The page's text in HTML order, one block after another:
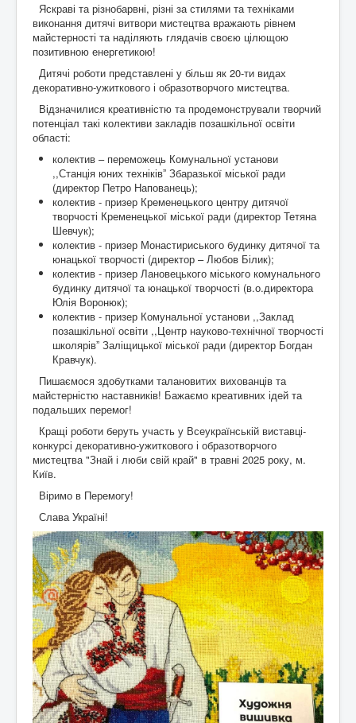
Яскраві та різнобарвні, різні за стилями та техніками
виконання дитячі витвори мистецтва вражають рівнем
майстерності та наділяють глядачів своєю цілющою
позитивною енергетикою!
Дитячі роботи представлені у більш як 20-ти видах
декоративно-ужиткового і образотворчого мистецтва.
Відзначилися креативністю та продемонстрували творчий
потенціал такі колективи закладів позашкільної освіти
області:
колектив – переможець Комунальної установи
,,Станція юних техніківˮ Збаразької міської ради
(директор Петро Напованець);
колектив - призер Кременецького центру дитячої
творчості Кременецької міської ради (директор Тетяна
Шевчук);
колектив - призер Монастириського будинку дитячої та
юнацької творчості (директор – Любов Білик);
колектив - призер Лановецького міського комунального
будинку дитячої та юнацької творчості (в.о.директора
Юлія Воронюк);
колектив - призер Комунальної установи ,,Заклад
позашкільної освіти ,,Центр науково-технічної творчості
школярівˮ Заліщицької міської ради (директор Богдан
Кравчук).
Пишаємося здобутками талановитих вихованців та
майстерністю наставників! Бажаємо креативних ідей та
подальших перемог!
Кращі роботи беруть участь у Всеукраїнській виставці-
конкурсі декоративно-ужиткового і образотворчого
мистецтва "Знай і люби свій край" в травні 2025 року, м.
Київ.
Віримо в Перемогу!
Слава Україні!